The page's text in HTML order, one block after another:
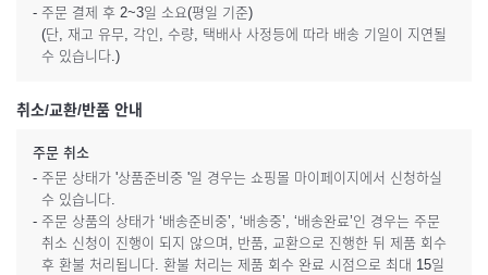
- 주문 결제 후 2~3일 소요(평일 기준)
(단, 재고 유무, 각인, 수량, 택배사 사정등에 따라 배송 기일이 지연될
수 있습니다.)
취소/교환/반품 안내
주문 취소
- 주문 상태가 '상품준비중 '일 경우는 쇼핑몰 마이페이지에서 신청하실
수 있습니다.
- 주문 상품의 상태가 ‘배송준비중’, ‘배송중’, ‘배송완료’인 경우는 주문
취소 신청이 진행이 되지 않으며, 반품, 교환으로 진행한 뒤 제품 회수
후 환불 처리됩니다. 환불 처리는 제품 회수 완료 시점으로 최대 15일